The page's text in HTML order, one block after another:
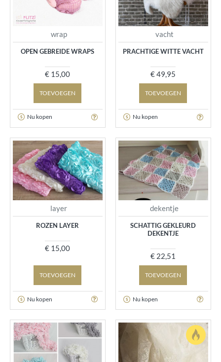
wrap
OPEN GEBREIDE WRAPS
€ 15,00
TOEVOEGEN
Nu kopen
vacht
PRACHTIGE WITTE VACHT
€ 49,95
TOEVOEGEN
Nu kopen
layer
ROZEN LAYER
€ 15,00
TOEVOEGEN
Nu kopen
dekentje
SCHATTIG GEKLEURD
DEKENTJE
€ 22,51
TOEVOEGEN
Nu kopen